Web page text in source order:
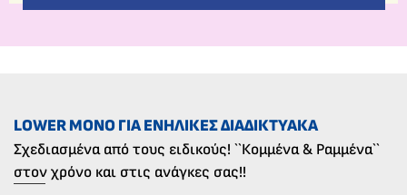
LOWER ΜΌΝΟ ΓΙΑ ΕΝΉΛΙΚΕΣ ΔΙΑΔΙΚΤΥΑΚΆ
Σχεδιασμένα από τους ειδικούς! ``Κομμένα & Ραμμένα``
στον χρόνο και στις ανάγκες σας!!